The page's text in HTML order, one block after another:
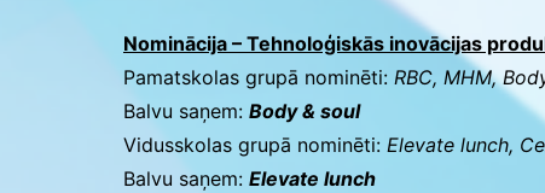
Nominācija – Tehnoloģiskās inovācijas
Pamatskolas grupā nominēti: RBC, MHM,
Balvu saņem: Body & soul
Vidusskolas grupā nominēti: Elevate lunch,
Balvu saņem: Elevate lunch